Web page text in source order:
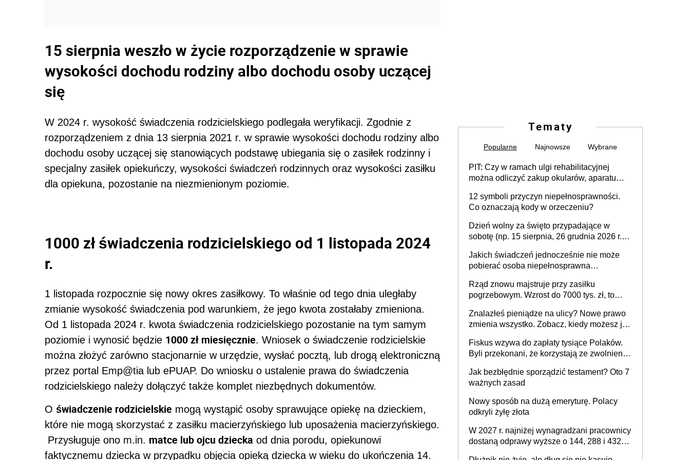
15 sierpnia weszło w życie rozporządzenie w sprawie
wysokości dochodu rodziny albo dochodu osoby uczącej
się
W 2024 r. wysokość świadczenia rodzicielskiego podlegała weryfikacji. Zgodnie z
rozporządzeniem z dnia 13 sierpnia 2021 r. w sprawie wysokości dochodu rodziny albo
dochodu osoby uczącej się stanowiących podstawę ubiegania się o zasiłek rodzinny i
specjalny zasiłek opiekuńczy, wysokości świadczeń rodzinnych oraz wysokości zasiłku
dla opiekuna, pozostanie na niezmienionym poziomie.
1000 zł świadczenia rodzicielskiego od 1 listopada 2024
r.
1 listopada rozpocznie się nowy okres zasiłkowy. To właśnie od tego dnia uległaby
zmianie wysokość świadczenia pod warunkiem, że jego kwota zostałaby zmieniona.
Od 1 listopada 2024 r. kwota świadczenia rodzicielskiego pozostanie na tym samym
poziomie i wynosić będzie 1000 zł miesięcznie. Wniosek o świadczenie rodzicielskie
można złożyć zarówno stacjonarnie w urzędzie, wysłać pocztą, lub drogą elektroniczną
przez portal Emp@tia lub ePUAP. Do wniosku o ustalenie prawa do świadczenia
rodzicielskiego należy dołączyć także komplet niezbędnych dokumentów.
O świadczenie rodzicielskie mogą wystąpić osoby sprawujące opiekę na dzieckiem,
które nie mogą skorzystać z zasiłku macierzyńskiego lub uposażenia macierzyńskiego.
Przysługuje ono m.in. matce lub ojcu dziecka od dnia porodu, opiekunowi
faktycznemu dziecka w przypadku objęcia opieką dziecka w wieku do ukończenia 14.
Tematy
Popularne Najnowsze Wybrane
PIT: Czy w ramach ulgi rehabilitacyjnej
można odliczyć zakup okularów, aparatu
12 symboli przyczyn niepełnosprawności.
Co oznaczają kody w orzeczeniu?
Dzień wolny za święto przypadające w
sobotę (np. 15 sierpnia, 26 grudnia 2026 r.) –
pracodawcy (sektor prywatny i administracja
publiczna), najczęstsze pytania
Jakich świadczeń jednocześnie nie może
pobierać osoba niepełnosprawna
Rząd znowu majstruje przy zasiłku
pogrzebowym. Wzrost do 7000 tys. zł, to
Znalazłeś pieniądze na ulicy? Nowe prawo
zmienia wszystko. Zobacz, kiedy możesz je
Fiskus wzywa do zapłaty tysiące Polaków.
Byli przekonani, że korzystają ze zwolnienia
Jak bezbłędnie sporządzić testament? Oto 7
ważnych zasad
Nowy sposób na dużą emeryturę. Polacy
odkryli żyłę złota
W 2027 r. najniżej wynagradzani pracownicy
dostaną odprawy wyższe o 144, 288 i 432